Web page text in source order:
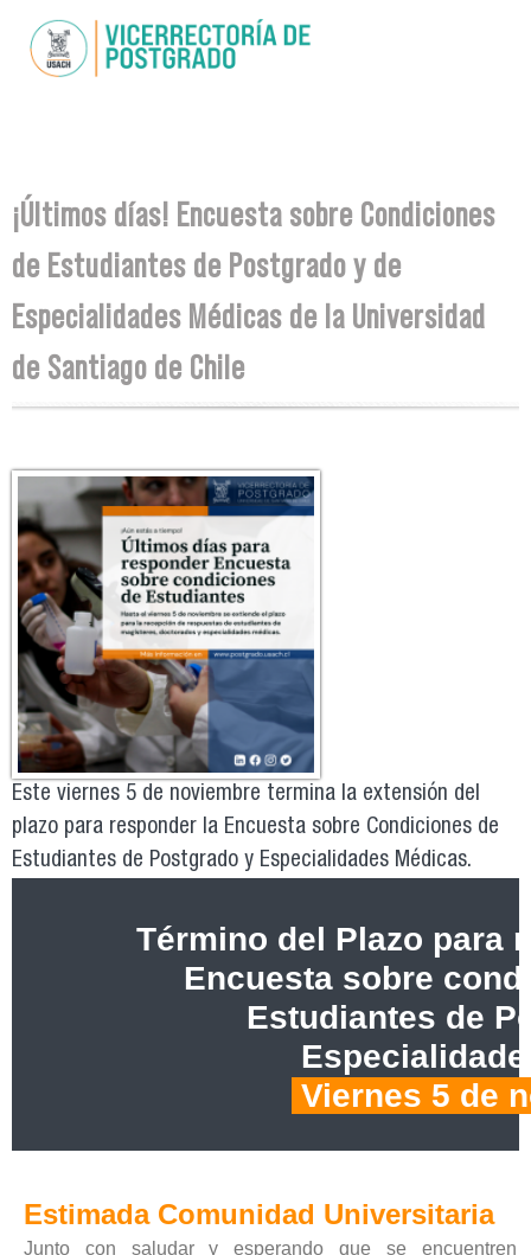
main
You are here
¡Últimos días! Encuesta sobre Condiciones
de Estudiantes de Postgrado y de
Especialidades Médicas de la Universidad
de Santiago de Chile
Este viernes 5 de noviembre termina la extensión del
plazo para responder la Encuesta sobre Condiciones de
Estudiantes de Postgrado y Especialidades Médicas.
Término del Plazo para
Encuesta sobre
Estudiantes de
Viernes 5 de
Estimada Comunidad Universitaria
Junto con saludar y esperando que se encuentren